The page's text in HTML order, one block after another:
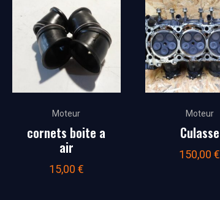
Moteur
cornets boite a
air
15,00 €
Moteur
Culasse
150,00€